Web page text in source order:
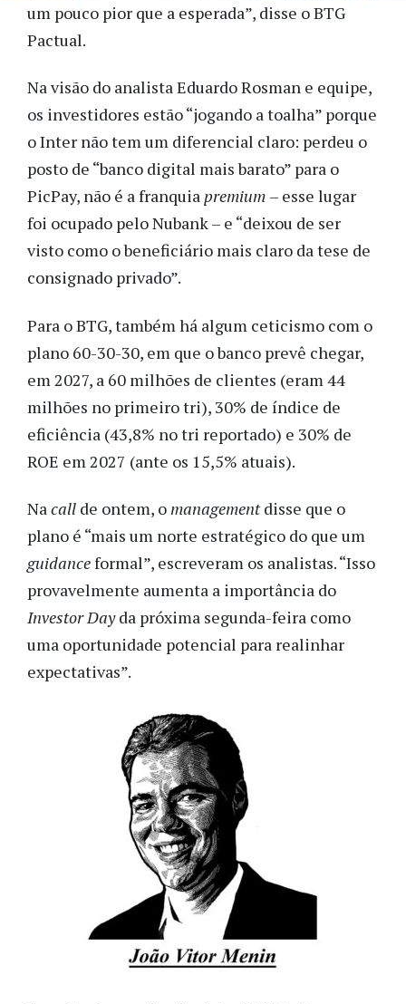
um pouco pior que a esperada”, disse o BTG
Pactual.
Na visão do analista Eduardo Rosman e equipe,
os investidores estão “jogando a toalha” porque
o Inter não tem um diferencial claro: perdeu o
posto de “banco digital mais barato” para o
PicPay, não é a franquia premium – esse lugar
foi ocupado pelo Nubank – e “deixou de ser
visto como o beneficiário mais claro da tese de
consignado privado”.
Para o BTG, também há algum ceticismo com o
plano 60-30-30, em que o banco prevê chegar,
em 2027, a 60 milhões de clientes (eram 44
milhões no primeiro tri), 30% de índice de
eficiência (43,8% no tri reportado) e 30% de
ROE em 2027 (ante os 15,5% atuais).
Nacall de ontem, omanagementdisse que o
plano é “mais um norte estratégico do que um
guidanceformal”, escreveram os analistas. “Isso
provavelmente aumenta a importância do
Investor Dayda próxima segunda-feira como
uma oportunidade potencial para realinhar
expectativas”.